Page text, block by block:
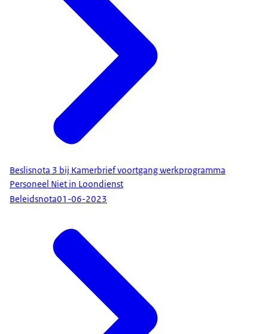
Beslisnota 3 bij Kamerbrief voortgang werkprogramma
Personeel Niet in Loondienst
Beleidsnota01-06-2023